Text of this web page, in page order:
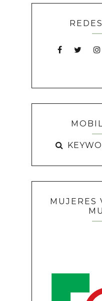
MUJERES